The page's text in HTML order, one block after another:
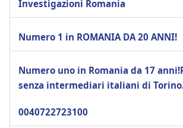
Investigazioni Romania
Numero 1 in ROMANIA DA 20 ANNI!
Numero uno in Romania da 17
senza intermediari italiani di
0040722723100